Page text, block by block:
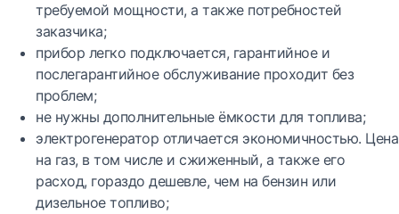
требуемой мощности, а также потребностей
заказчика;
прибор легко подключается, гарантийное и
послегарантийное обслуживание проходит без
проблем;
не нужны дополнительные ёмкости для топлива;
электрогенератор отличается экономичностью. Цена
на газ, в том числе и сжиженный, а также его
расход, гораздо дешевле, чем на бензин или
дизельное топливо;